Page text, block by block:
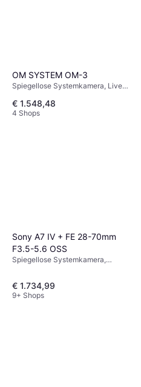
OM SYSTEM OM-3
Spiegellose Systemkamera, Live
Gesichtserkennung, Wasserfest,
Sequenzaufnahme, 496g
€ 1.548,48
4 Shops
Sony A7 IV + FE 28-70mm
F3.5-5.6 OSS
Spiegellose Systemkamera,
Sequenzaufnahme, 659g
€ 1.734,99
9+ Shops